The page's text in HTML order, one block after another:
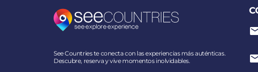
See Countries te conecta con las experiencias más auténticas.
Descubre, reserva y vive momentos inolvidables.